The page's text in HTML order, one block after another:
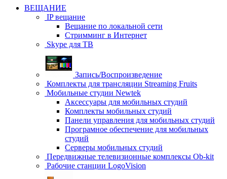
ВЕЩАНИЕ
IP вещание
Вещание по локальной сети
Стримминг в Интернет
Skype для ТВ
Запись/Воспроизведение
Комплекты для трансляции Streaming Fruits
Мобильные студии Newtek
Аксессуары для мобильных студий
Комплекты мобильных студий
Панели управления для мобильных студий
Програмное обеспечение для мобильных
студий
Серверы мобильных студий
Передвижные телевизионные комплексы Ob-kit
Рабочие станции LogoVision